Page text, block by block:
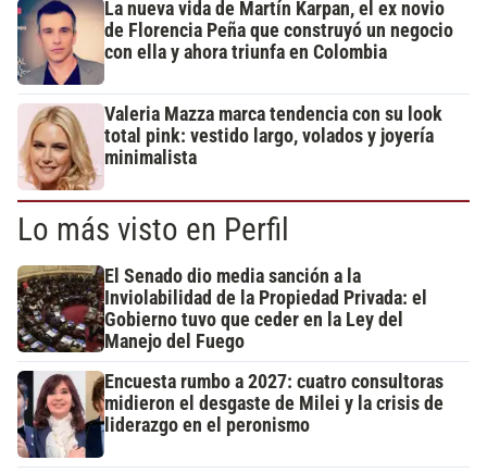
La nueva vida de Martín Karpan, el ex novio
de Florencia Peña que construyó un negocio
con ella y ahora triunfa en Colombia
Valeria Mazza marca tendencia con su look
total pink: vestido largo, volados y joyería
minimalista
Lo más visto en Perfil
El Senado dio media sanción a la
Inviolabilidad de la Propiedad Privada: el
Gobierno tuvo que ceder en la Ley del
Manejo del Fuego
Encuesta rumbo a 2027: cuatro consultoras
midieron el desgaste de Milei y la crisis de
liderazgo en el peronismo